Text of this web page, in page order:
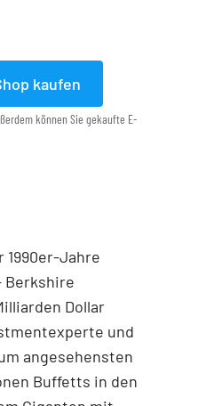
kaufen
können Sie gekaufte E-
1990er-Jahre
Berkshire
Dollar
und
angesehensten
Buffetts in den